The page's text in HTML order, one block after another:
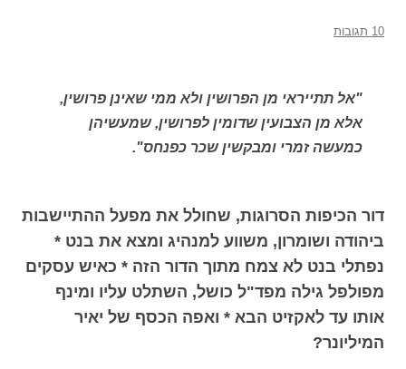
10 תגובות
"אל תתייראי מן הפרושין ולא ממי שאינן פרושין,
אלא מן הצבועין שדומין לפרושין, שמעשיהן
כמעשה זמרי ומבקשין שכר כפנחס".
דור הכיפות הסרוגות, שחולל את מפעל ההתיישבות
ביהודה ושומרון, משווע למנהיג ומצא את בנט *
נפתלי בנט לא צמח מתוך הדור הזה * כאיש עסקים
מפולפל גילה מפד"ל כושל, השתלט עליו ומינף
אותו עד לאקזיט הבא * ואפה הכסף של יאיר
המיליונר?